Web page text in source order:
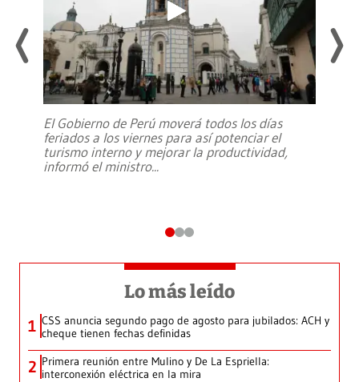
El Gobierno de Perú moverá todos los días
feriados a los viernes para así potenciar el
turismo interno y mejorar la productividad,
informó el ministro...
Lo más leído
1 CSS anuncia segundo pago de agosto para jubilados: ACH y
cheque tienen fechas definidas
2 Primera reunión entre Mulino y De La Espriella:
interconexión eléctrica en la mira